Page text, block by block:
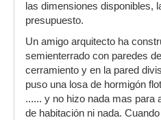
las dimensiones disponibles,
presupuesto.
Un amigo arquitecto ha
semienterrado con paredes
cerramiento y en la pared
puso una losa de hormigón
...... y no hizo nada mas para
de habitación ni nada.